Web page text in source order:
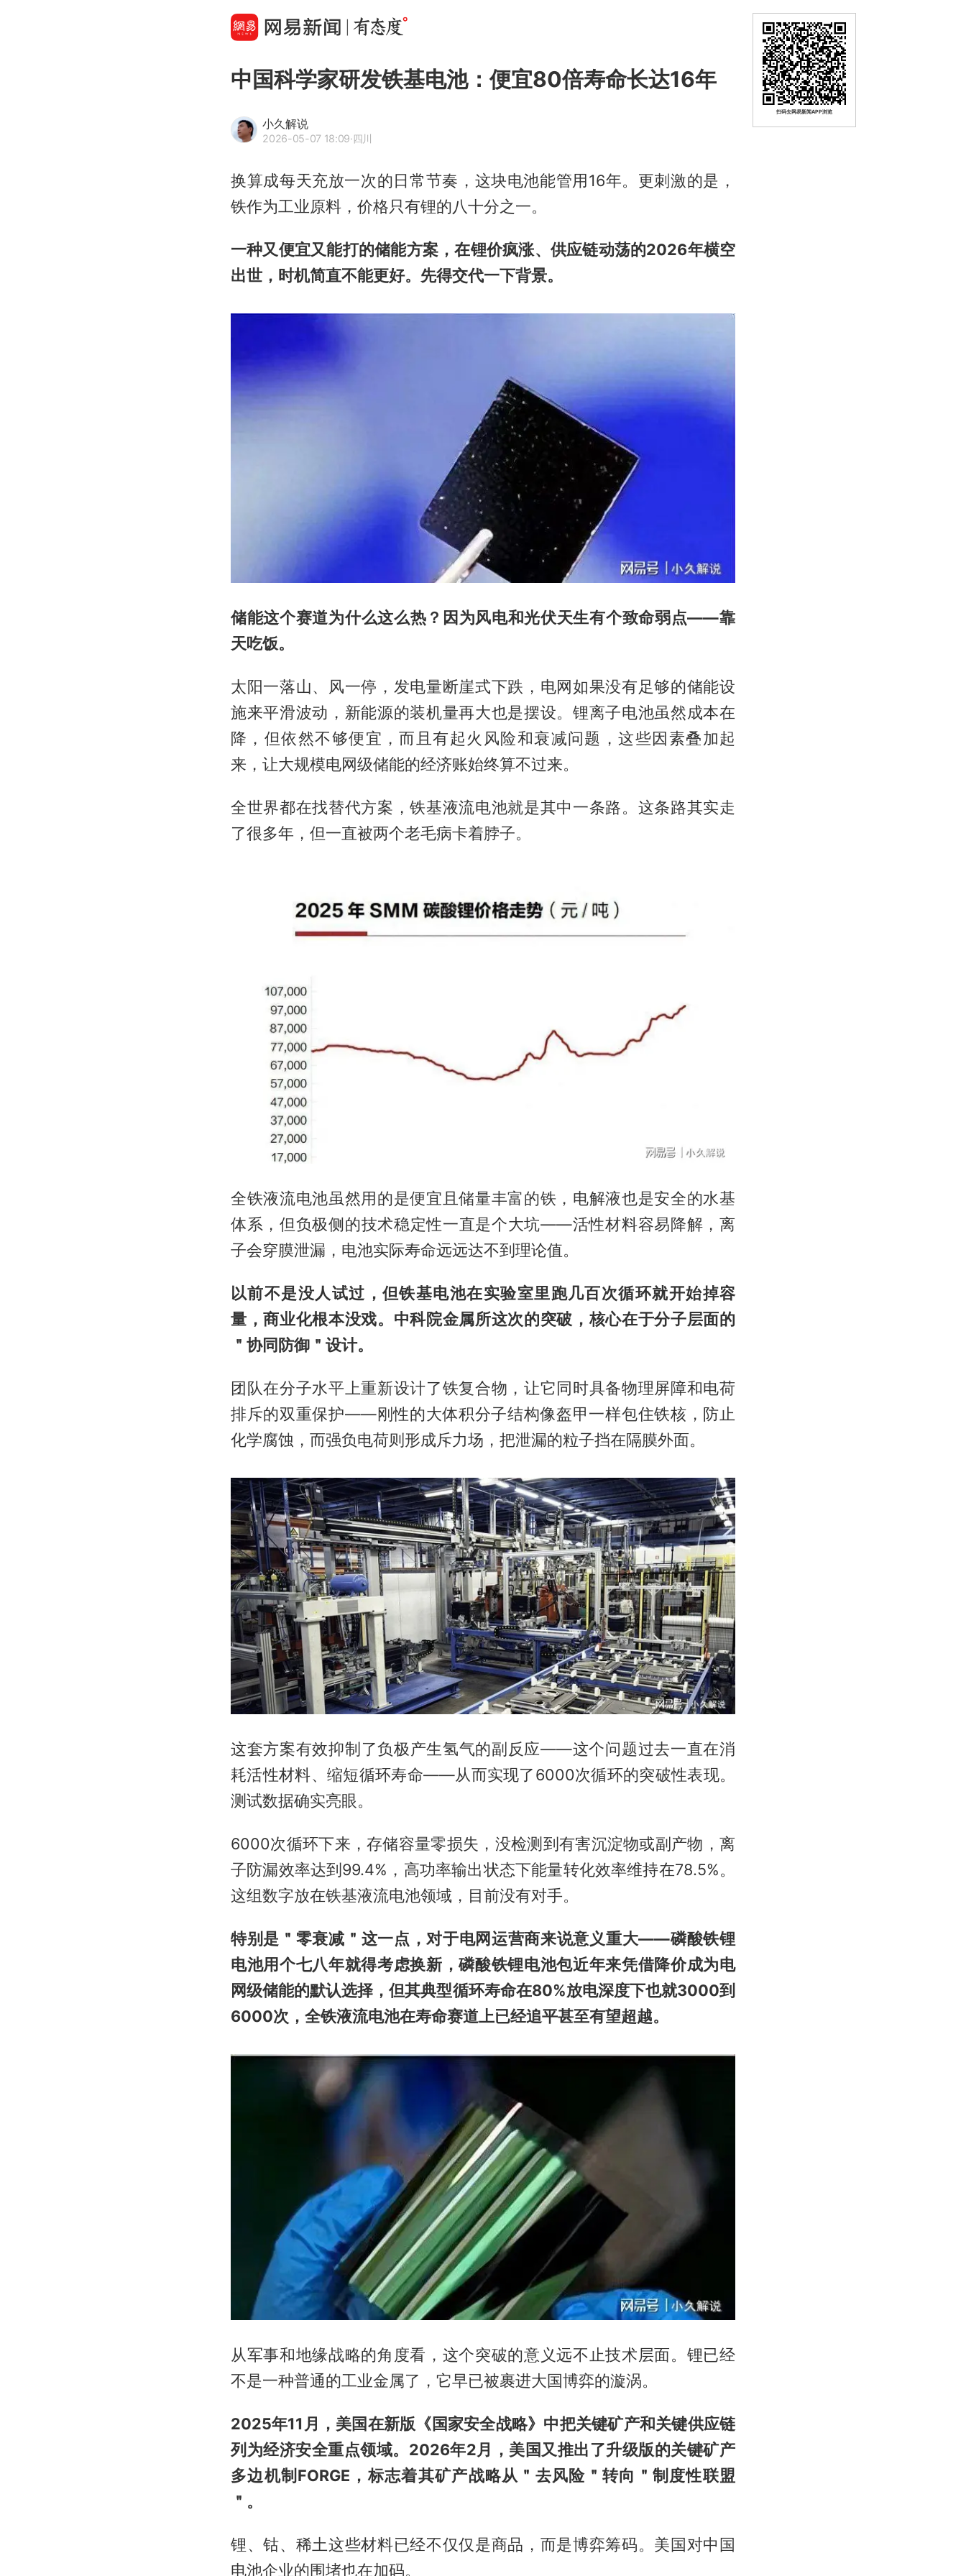
中国科学家研发铁基电池：便宜80倍寿命长达16年
小久解说
2026-05-07 18:09·四川
换算成每天充放一次的日常节奏，这块电池能管用16年。更刺激的是，
铁作为工业原料，价格只有锂的八十分之一。
一种又便宜又能打的储能方案，在锂价疯涨、供应链动荡的2026年横空
出世，时机简直不能更好。先得交代一下背景。
储能这个赛道为什么这么热？因为风电和光伏天生有个致命弱点——靠
天吃饭。
太阳一落山、风一停，发电量断崖式下跌，电网如果没有足够的储能设
施来平滑波动，新能源的装机量再大也是摆设。锂离子电池虽然成本在
降，但依然不够便宜，而且有起火风险和衰减问题，这些因素叠加起
来，让大规模电网级储能的经济账始终算不过来。
全世界都在找替代方案，铁基液流电池就是其中一条路。这条路其实走
了很多年，但一直被两个老毛病卡着脖子。
全铁液流电池虽然用的是便宜且储量丰富的铁，电解液也是安全的水基
体系，但负极侧的技术稳定性一直是个大坑——活性材料容易降解，离
子会穿膜泄漏，电池实际寿命远远达不到理论值。
以前不是没人试过，但铁基电池在实验室里跑几百次循环就开始掉容
量，商业化根本没戏。中科院金属所这次的突破，核心在于分子层面的
＂协同防御＂设计。
团队在分子水平上重新设计了铁复合物，让它同时具备物理屏障和电荷
排斥的双重保护——刚性的大体积分子结构像盔甲一样包住铁核，防止
化学腐蚀，而强负电荷则形成斥力场，把泄漏的粒子挡在隔膜外面。
这套方案有效抑制了负极产生氢气的副反应——这个问题过去一直在消
耗活性材料、缩短循环寿命——从而实现了6000次循环的突破性表现。
测试数据确实亮眼。
6000次循环下来，存储容量零损失，没检测到有害沉淀物或副产物，离
子防漏效率达到99.4%，高功率输出状态下能量转化效率维持在78.5%。
这组数字放在铁基液流电池领域，目前没有对手。
特别是＂零衰减＂这一点，对于电网运营商来说意义重大——磷酸铁锂
电池用个七八年就得考虑换新，磷酸铁锂电池包近年来凭借降价成为电
网级储能的默认选择，但其典型循环寿命在80%放电深度下也就3000到
6000次，全铁液流电池在寿命赛道上已经追平甚至有望超越。
从军事和地缘战略的角度看，这个突破的意义远不止技术层面。锂已经
不是一种普通的工业金属了，它早已被裹进大国博弈的漩涡。
2025年11月，美国在新版《国家安全战略》中把关键矿产和关键供应链
列为经济安全重点领域。2026年2月，美国又推出了升级版的关键矿产
多边机制FORGE，标志着其矿产战略从＂去风险＂转向＂制度性联盟
＂。
锂、钴、稀土这些材料已经不仅仅是商品，而是博弈筹码。美国对中国
电池企业的围堵也在加码。
扫码去网易新闻APP浏览